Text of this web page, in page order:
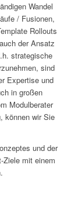
Wandel
/ Fusionen,
Rollouts
der Ansatz
strategische
sind
Expertise und
in großen
Modulberater
können wir Sie
und der
Ziele mit einem